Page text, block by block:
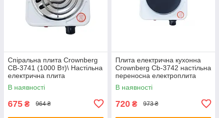
Спіральна плита Crownberg
CB-3741 (1000 Вт)\ Настільна
електрична плита
В наявності
675 ₴ 964 ₴
Плита електрична кухонна
Crownberg Cb-3742 настільна
переносна електроплита
В наявності
720 ₴ 973 ₴